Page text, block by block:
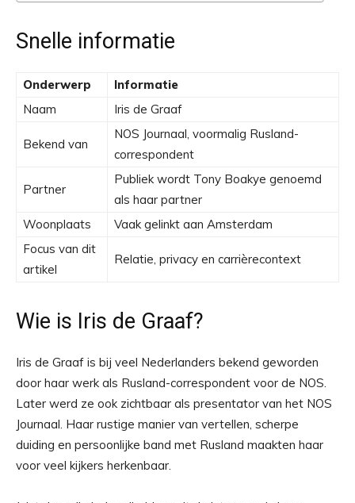
Snelle informatie
Onderwerp
Informatie
Naam
Iris de Graaf
Bekend van
NOS Journaal, voormalig Rusland-
correspondent
Partner
Publiek wordt Tony Boakye genoemd
als haar partner
Woonplaats
Vaak gelinkt aan Amsterdam
Focus van dit
artikel
Relatie, privacy en carrièrecontext
Wie is Iris de Graaf?
Iris de Graaf is bij veel Nederlanders bekend geworden
door haar werk als Rusland-correspondent voor de NOS.
Later werd ze ook zichtbaar als presentator van het NOS
Journaal. Haar rustige manier van vertellen, scherpe
duiding en persoonlijke band met Rusland maakten haar
voor veel kijkers herkenbaar.